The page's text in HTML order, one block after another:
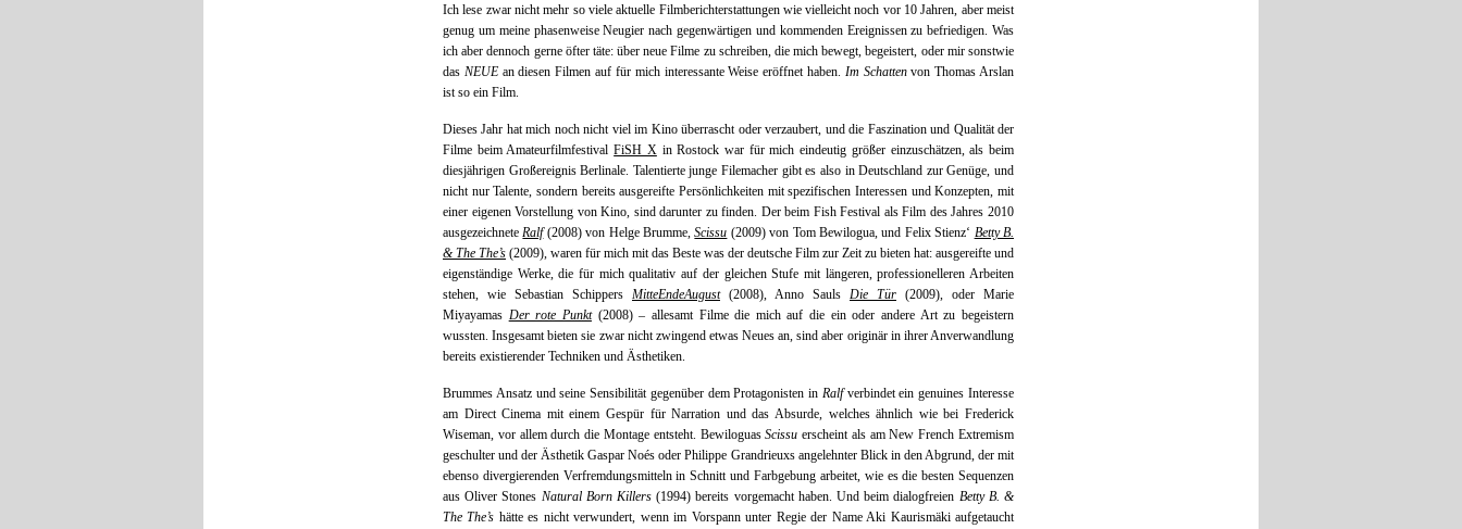
Ich lese zwar nicht mehr so viele aktuelle Filmberichterstattungen wie vielleicht noch vor 10 Jahren, aber meist
genug um meine phasenweise Neugier nach gegenwärtigen und kommenden Ereignissen zu befriedigen. Was
ich aber dennoch gerne öfter täte: über neue Filme zu schreiben, die mich bewegt, begeistert, oder mir sonstwie
das NEUEan diesen Filmen auf für mich interessante Weise eröffnet haben. Im Schattenvon Thomas Arslan
ist so ein Film.
Dieses Jahr hat mich noch nicht viel im Kino überrascht oder verzaubert, und die Faszination und Qualität der
Filme beim AmateurfilmfestivalFiSH Xin Rostock war für mich eindeutig größer einzuschätzen, als beim
diesjährigen Großereignis Berlinale. Talentierte junge Filemacher gibt es also in Deutschland zur Genüge, und
nicht nur Talente, sondern bereits ausgereifte Persönlichkeiten mit spezifischen Interessen und Konzepten, mit
einer eigenen Vorstellung von Kino, sind darunter zu finden. Der beim Fish Festival als Film des Jahres 2010
ausgezeichneteRalf(2008) von Helge Brumme,Scissu (2009) von Tom Bewilogua, und Felix Stienz‘ Betty B.
& The The’s (2009), waren für mich mit das Beste was der deutsche Film zur Zeit zu bieten hat: ausgereifte und
eigenständige Werke, die für mich qualitativ auf der gleichen Stufe mit längeren, professionelleren Arbeiten
stehen, wie Sebastian Schippers MitteEndeAugust(2008), Anno Sauls Die Tür (2009), oder Marie
Miyayamas Der rote Punkt(2008) – allesamt Filme die mich auf die ein oder andere Art zu begeistern
wussten. Insgesamt bieten sie zwar nicht zwingend etwas Neues an, sind aber originär in ihrer Anverwandlung
bereits existierender Techniken und Ästhetiken.
Brummes Ansatz und seine Sensibilität gegenüber dem Protagonisten in Ralfverbindet ein genuines Interesse
am Direct Cinema mit einem Gespür für Narration und das Absurde, welches ähnlich wie bei Frederick
Wiseman, vor allem durch die Montage entsteht. BewiloguasScissu erscheint als am New French Extremism
geschulter und der Ästhetik Gaspar Noés oder Philippe Grandrieuxs angelehnter Blick in den Abgrund, der mit
ebenso divergierenden Verfremdungsmitteln in Schnitt und Farbgebung arbeitet, wie es die besten Sequenzen
aus Oliver Stones Natural Born Killers (1994) bereits vorgemacht haben. Und beim dialogfreien Betty B. &
The The’s hätte es nicht verwundert, wenn im Vorspann unter Regie der Name Aki Kaurismäki aufgetaucht